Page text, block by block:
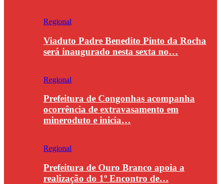
Regional
Viaduto Padre Benedito Pinto da Rocha
será inaugurado nesta sexta no…
Regional
Prefeitura de Congonhas acompanha
ocorrência de extravasamento em
mineroduto e inicia…
Regional
Prefeitura de Ouro Branco apoia a
realização do 1º Encontro de…